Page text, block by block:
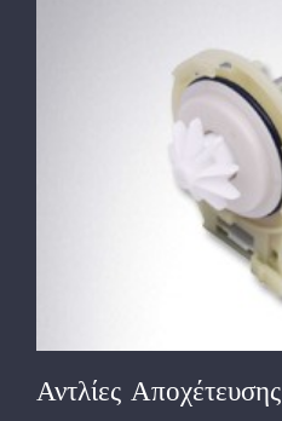
Αντλίες Αποχέτευσης